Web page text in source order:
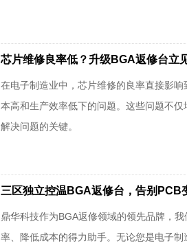
芯片维修良率低？升级BGA返修台立
在电子制造业中，芯片维修的良率直接影
本高和生产效率低下的问题。这些问题不
解决问题的关键。
三区独立控温BGA返修台，告别PCB
鼎华科技作为BGA返修领域的领先品牌，
率、降低成本的得力助手。无论您是电子